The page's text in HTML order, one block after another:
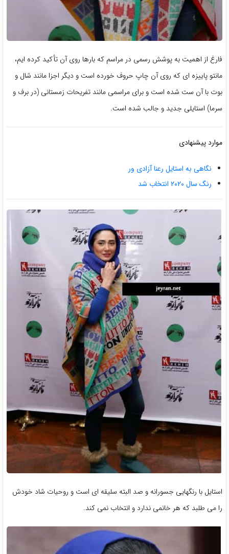
فارغ از اهمیت به پوشش رسمی در مراسم که بارها روی آن تأکید کرده ایم،
مانتو پاییزه ای که روی آن چاپ حروف خورده است و دیگر اجزا مانند شال و
بوت با آن ست شده است و برای مراسمی مانند تفریحات زمستانی (در برف و
سرما) استایلی جدید و جالب شده است.
موارد پیشنهادی
نگاهی به استایل رعنا آزادی ور
رنگ سال ۲۰۲۰ انتخاب شد
استایل با رنگهایی جسورانه و صد البته سلیقه ای است و روحیات شاد خودش
را می طلبد که هر خانمی ندارد و انتخاب نمی کند.